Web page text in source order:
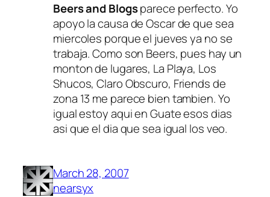
Beers and Blogsparece perfecto. Yo
apoyo la causa de Oscar de que sea
miercoles porque el jueves ya no se
trabaja. Como son Beers, pues hay un
monton de lugares, La Playa, Los
Shucos, Claro Obscuro, Friends de
zona 13 me parece bien tambien. Yo
igual estoy aqui en Guate esos dias
asi que el dia que sea igual los veo.
March 28, 2007
nearsyx